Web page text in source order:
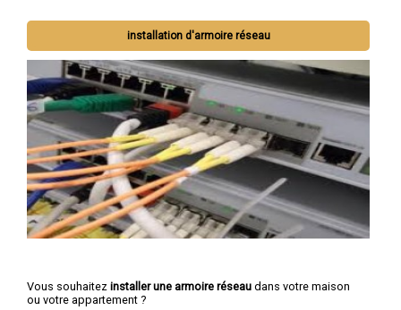
installation d'armoire réseau
Vous souhaitez installer une armoire réseau dans votre maison
ou votre appartement ?